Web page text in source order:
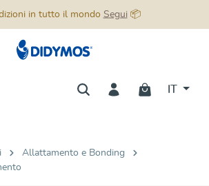
in tutto il mondo Segui📦
Allattamento e Bonding